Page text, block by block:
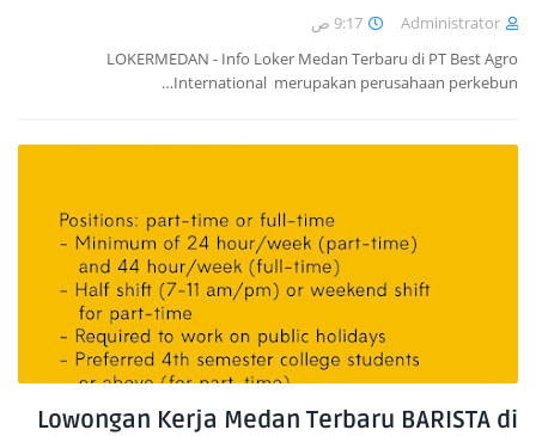
Administrator
9:17 ص
LOKERMEDAN - Info Loker Medan Terbaru di PT Best Agro
International merupakan perusahaan perkebun…
Lowongan Kerja Medan Terbaru BARISTA di